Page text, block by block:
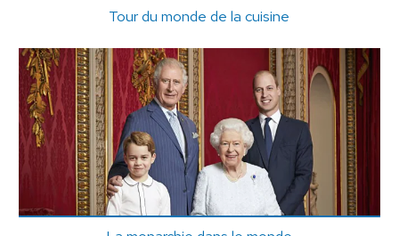
Tour du monde de la cuisine